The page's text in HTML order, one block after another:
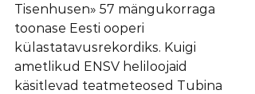
Tisenhusen» 57 mängukorraga
toonase Eesti ooperi
külastatavusrekordiks. Kuigi
ametlikud ENSV heliloojaid
käsitlevad teatmeteosed Tubina